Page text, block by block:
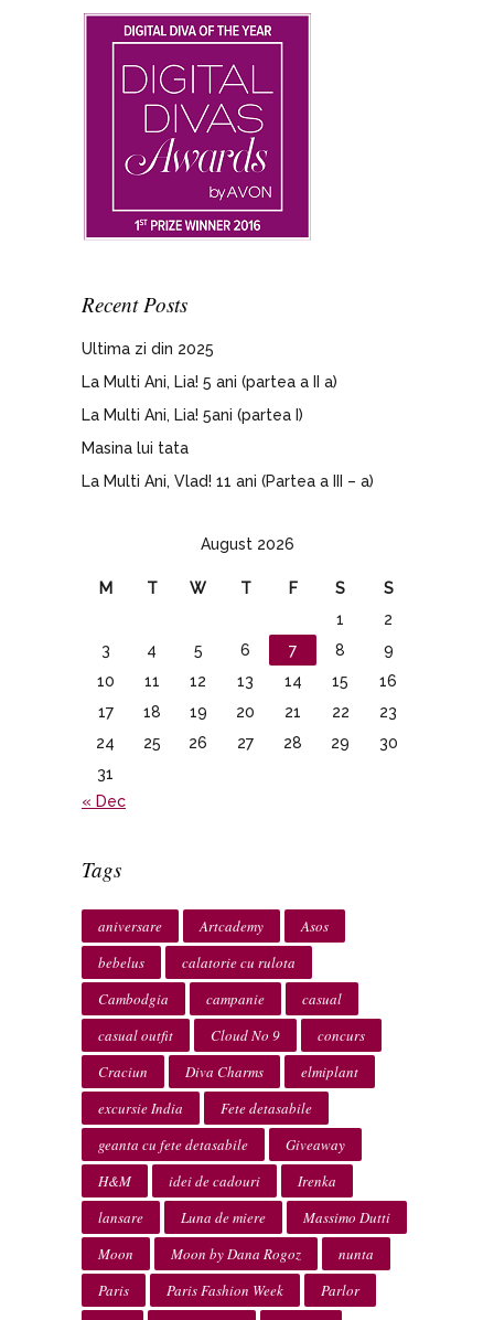
Recent Posts
Ultima zi din 2025
La Multi Ani, Lia! 5 ani (partea a II a)
La Multi Ani, Lia! 5ani (partea I)
Masina lui tata
La Multi Ani, Vlad! 11 ani (Partea a III – a)
August 2026
M T W T F S
S
1
2
3
4 5 6 7 8
9
10
11 12 13 14 15
16
17
18 19 20 21 22
23
24
25 26 27 28 29
30
31
« Dec
Tags
aniversare Artcademy
Asos
bebelus
calatorie cu rulota
Cambodgia
campanie
casual
casual outfit
Cloud No 9
concurs
Craciun
Diva Charms
elmiplant
excursie India
Fete detasabile
geanta cu fete detasabile
Giveaway
H&M
idei de cadouri
Irenka
lansare
Luna de miere
Massimo Dutti
Moon
Moon by Dana Rogoz
nunta
Paris
Paris Fashion Week
Parlor